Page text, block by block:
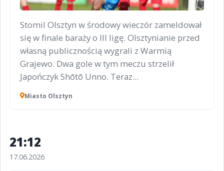
Stomil Olsztyn w środowy wieczór zameldował
się w finale baraży o III ligę. Olsztynianie przed
własną publicznością wygrali z Warmią
Grajewo. Dwa gole w tym meczu strzelił
Japończyk Shōtō Unno. Teraz...
Miasto Olsztyn
21:12
17.06.2026